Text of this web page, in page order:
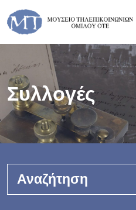
Συλλογές
Αναζήτηση